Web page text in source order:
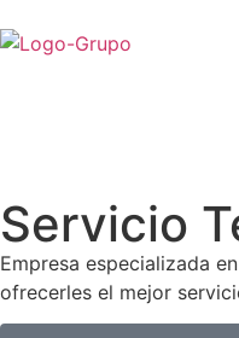
Servicio
Empresa especializada
ofrecerles el mejor